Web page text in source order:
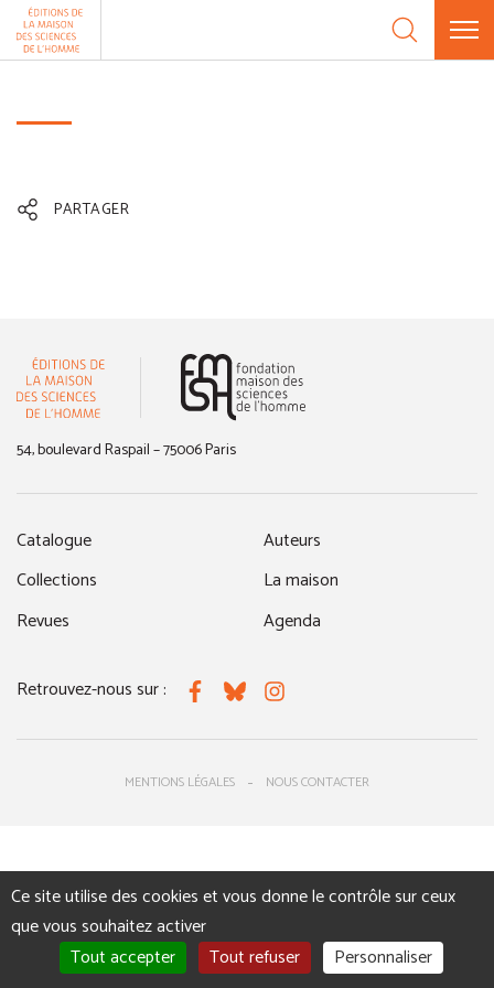
Aller au contenu
PARTAGER
54, boulevard Raspail – 75006 Paris
Catalogue
Collections
Revues
Auteurs
La maison
Agenda
Retrouvez-nous sur : FacebookBlueskyInstagram
MENTIONS LÉGALES NOUS CONTACTER
Panneau de gestion des cookies
Ce site utilise des cookies et vous donne le contrôle sur ceux
que vous souhaitez activer
Tout accepter
Tout refuser Personnaliser